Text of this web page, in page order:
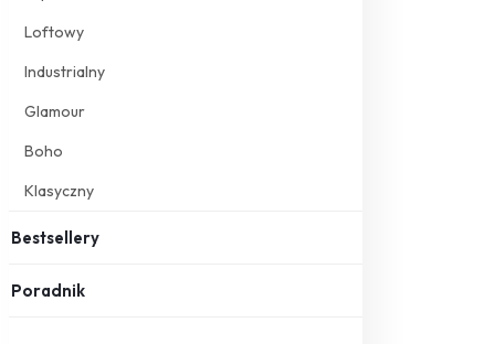
Loftowy
Industrialny
Glamour
Boho
Klasyczny
Bestsellery
Poradnik